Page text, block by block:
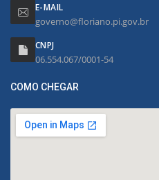
E-MAIL
governo@floriano.pi.gov.br
CNPJ
06.554.067/0001-54
COMO CHEGAR